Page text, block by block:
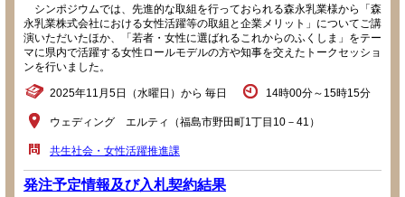
シンポジウムでは、先進的な取組を行っておられる森永乳業様から「森
永乳業株式会社における女性活躍等の取組と企業メリット」についてご講
演いただいたほか、「若者・女性に選ばれるこれからのふくしま」をテー
マに県内で活躍する女性ロールモデルの方や知事を交えたトークセッショ
ンを行いました。
2025年11月5日（水曜日）から 毎日 14時00分～15時15分
ウェディング エルティ（福島市野田町1丁目10－41）
共生社会・女性活躍推進課
発注予定情報及び入札契約結果